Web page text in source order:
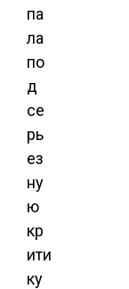
па
ла
по
д
се
рь
ез
ну
ю
кр
ити
ку